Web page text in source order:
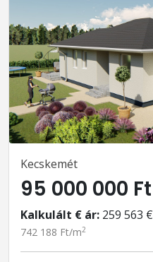
Kecskemét
95 000 000 Ft
Kalkulált € ár: 259 563 €
742 188 Ft/m2